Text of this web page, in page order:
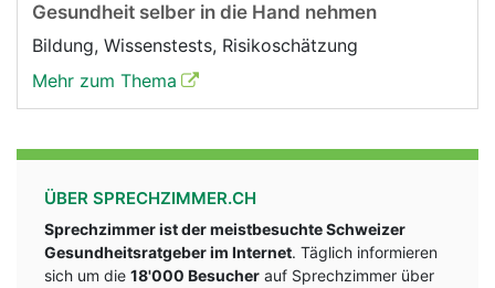
Gesundheit selber in die Hand nehmen
Bildung, Wissenstests, Risikoschätzung
Mehr zum Thema
ÜBER SPRECHZIMMER.CH
Sprechzimmer ist der meistbesuchte Schweizer
Gesundheitsratgeber im Internet. Täglich informieren
sich um die 18'000 Besucher auf Sprechzimmer über